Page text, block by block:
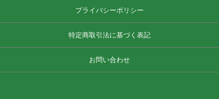
プライバシーポリシー
特定商取引法に基づく表記
お問い合わせ